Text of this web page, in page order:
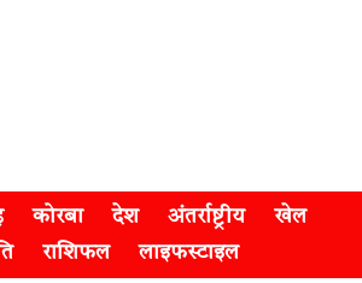
कोरबा देश अंतर्राष्ट्रीय
खेल
राशिफल लाइफस्टाइल